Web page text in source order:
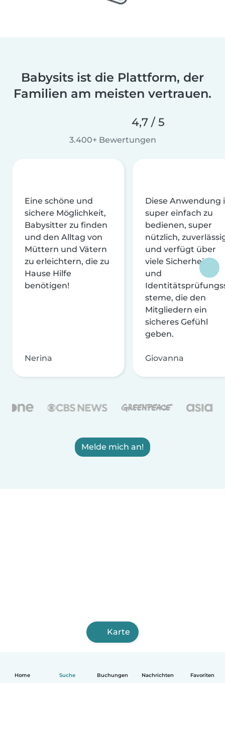
Home Suche Buchungen Nachrichten Favoriten
Babysits ist die Plattform, der
Familien am meisten vertrauen.
4,7 / 5
3.400+ Bewertungen
Eine schöne und
sichere Möglichkeit,
Babysitter zu finden
und den Alltag von
Müttern und Vätern
zu erleichtern, die zu
Hause Hilfe
benötigen!
Nerina
Diese Anwendung
super einfach zu
bedienen, super
nützlich,
und verfügt über
viele Sicherheits-
und
steme, die den
Mitgliedern ein
sicheres Gefühl
geben.
Giovanna
Melde mich an!
Karte